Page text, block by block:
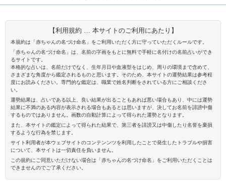
【利用規約 … 本サイトのご利用にあたり】
本規約は「赤ちゃんの名づけ命名」をご利用いただく方に守っていただくルールです。
「赤ちゃんの名づけ命名」は、名前の字画をもとに無料で手軽に名付けの名前占いができ
るサイトです。
本格的な占いは、名前だけでなく、生年月日や血液型をはじめ、周りの環境まで含めて、
さまざまな角度から鑑定されるものと思います。そのため、本サイトの運勢結果は参考程
度にお読みください。専門的な鑑定は、職業で姓名判断をされている方にご相談くださ
い。
運勢結果は、占いである以上、良い結果が出ることもあれば悪い場合もあり、中には運勢
結果に不満のある内容が表示される場合もあるとは思いますが、決してお名前を誹謗中傷
するものではありません。画数の自動計算によって得られた運勢となります。
また、本サイトの鑑定によって得られた結果で、第三者を誹謗又は中傷したり名誉を棄損
するような行為を禁じます。
サイト利用者が本ウェブサイトのコンテンンツを利用したことで発生したトラブルや損害
について、本サイトは一切責任を負いません。
この規約にご同意いただけない場合は「赤ちゃんの名づけ命名」をご利用いただくことは
できませんのでご了承ください。